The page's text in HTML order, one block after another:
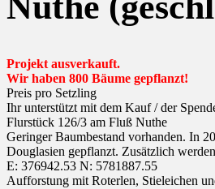
Projekt ausverkauft.
Wir haben 800 Bäume gepflanzt!
Preis pro Setzling
Ihr unterstützt mit dem Kauf / der
Flurstück 126/3 am Fluß Nuthe
Geringer Baumbestand vorhanden. In
Douglasien gepflanzt. Zusätzlich
E: 376942.53 N: 5781887.55
Aufforstung mit Roterlen, Stieleichen